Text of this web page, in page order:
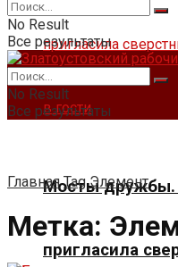
Мосты дружбы.
пригласила
No Result
Все результаты
No Result
Все результаты
Главная Tag Элемент
Метка: